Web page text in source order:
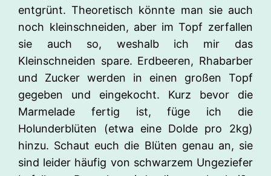
entgrünt. Theoretisch könnte man sie auch
noch kleinschneiden, aber im Topf zerfallen
sie auch so, weshalb ich mir das
Kleinschneiden spare. Erdbeeren, Rhabarber
und Zucker werden in einen großen Topf
gegeben und eingekocht. Kurz bevor die
Marmelade fertig ist, füge ich die
Holunderblüten (etwa eine Dolde pro 2kg)
hinzu. Schaut euch die Blüten genau an, sie
sind leider häufig von schwarzem Ungeziefer